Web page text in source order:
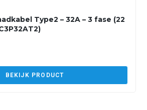
Type2 – 32A – 3 fase (22
BEKIJK PRODUCT